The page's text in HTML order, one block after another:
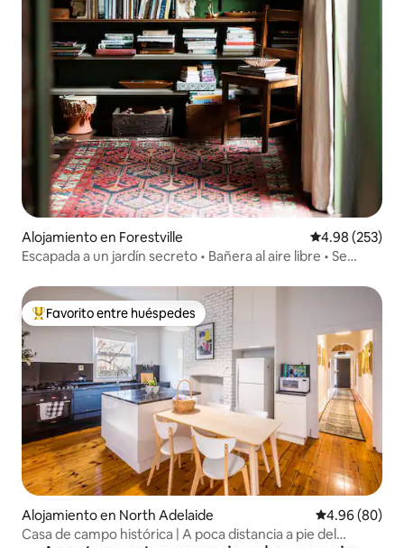
Alojamiento en Forestville Calificación
4.98 (253)
Escapada a un jardín secreto • Bañera al aire libre • Se
Favorito entre huéspedes preferido
Favorito entre huéspedes
Alojamiento en North Adelaide Calificación
4.96 (80)
Casa de campo histórica | A poca distancia a pie del